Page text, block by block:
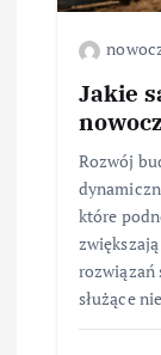
Jakie
Rozwój
które
rozwiązań
służące